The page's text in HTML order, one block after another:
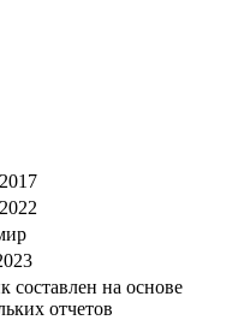
составлен на основе
отчетов